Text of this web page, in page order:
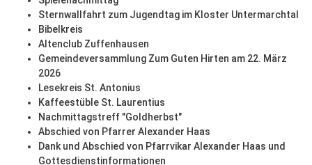
Sternwallfahrt zum Jugendtag im Kloster Untermarchtal
Bibelkreis
Altenclub Zuffenhausen
Gemeindeversammlung Zum Guten Hirten am 22. März
2026
Lesekreis St. Antonius
Kaffeestüble St. Laurentius
Nachmittagstreff "Goldherbst"
Abschied von Pfarrer Alexander Haas
Dank und Abschied von Pfarrvikar Alexander Haas und
Gottesdienstinformationen